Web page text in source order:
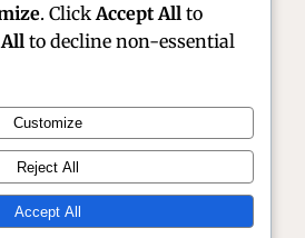
Montanari | Racer &
. Click Accept All to
to decline non-essential
Customize
Reject All
Accept All